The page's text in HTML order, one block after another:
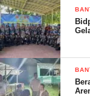
Post Views: